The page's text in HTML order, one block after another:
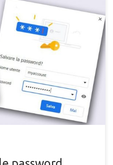
nel browser. Scopri come
salvato nel browser